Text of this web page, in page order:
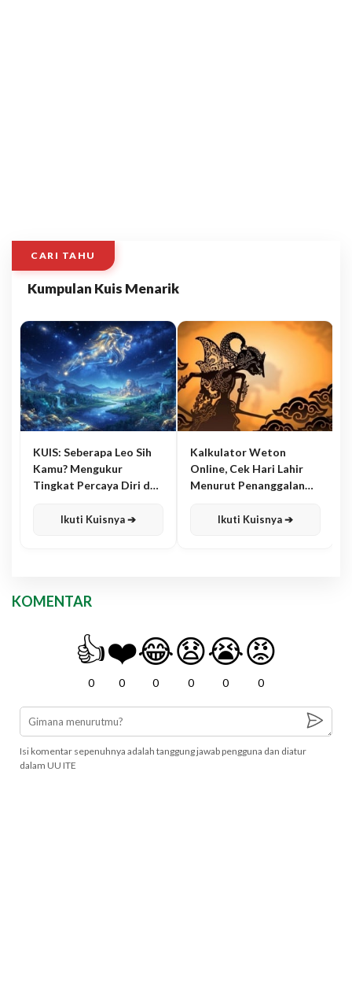
CARI TAHU
Kumpulan Kuis Menarik
KUIS: Seberapa Leo Sih
Kamu? Mengukur
Tingkat Percaya Diri dan
Ikuti Kuisnya ➔
Kalkulator Weton
Online, Cek Hari Lahir
Menurut Penanggalan
Ikuti Kuisnya ➔
KOMENTAR
👍
0
❤️
0
😂
0
😧
0
😭
0
😡
0
Isi komentar sepenuhnya adalah tanggung jawab pengguna dan diatur
dalam UU ITE